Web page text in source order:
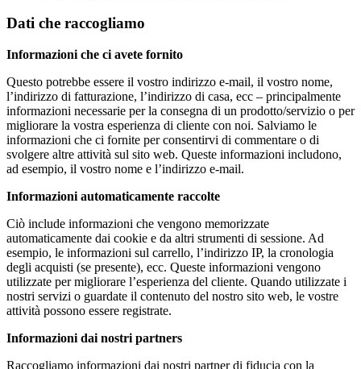
Dati che raccogliamo
Informazioni che ci avete fornito
Questo potrebbe essere il vostro indirizzo e-mail, il vostro nome,
l’indirizzo di fatturazione, l’indirizzo di casa, ecc – principalmente
informazioni necessarie per la consegna di un prodotto/servizio o per
migliorare la vostra esperienza di cliente con noi. Salviamo le
informazioni che ci fornite per consentirvi di commentare o di
svolgere altre attività sul sito web. Queste informazioni includono,
ad esempio, il vostro nome e l’indirizzo e-mail.
Informazioni automaticamente raccolte
Ciò include informazioni che vengono memorizzate
automaticamente dai cookie e da altri strumenti di sessione. Ad
esempio, le informazioni sul carrello, l’indirizzo IP, la cronologia
degli acquisti (se presente), ecc. Queste informazioni vengono
utilizzate per migliorare l’esperienza del cliente. Quando utilizzate i
nostri servizi o guardate il contenuto del nostro sito web, le vostre
attività possono essere registrate.
Informazioni dai nostri partners
Raccogliamo informazioni dai nostri partner di fiducia con la